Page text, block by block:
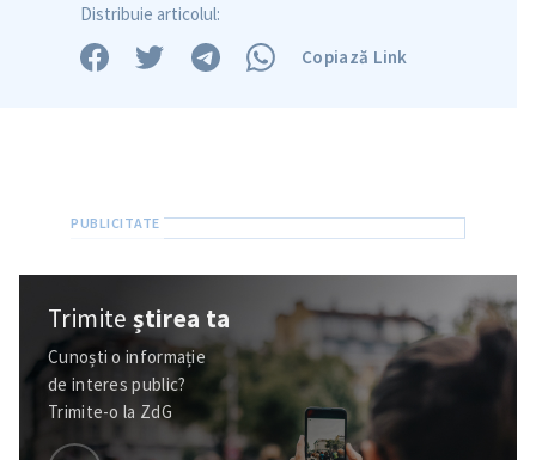
Distribuie articolul:
Copiază Link
Trimiteștirea ta
Cunoști o informație
de interes public?
Trimite-o la ZdG